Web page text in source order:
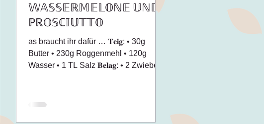
𝕎𝔸𝕊𝕊𝔼ℝ𝕄𝔼𝕃𝕆ℕ𝔼 𝕌ℕ𝔻
ℙℝ𝕆𝕊ℂ𝕀𝕌𝕋𝕋𝕆
as braucht ihr dafür … 𝐓𝐞𝐢𝐠: • 30g
Butter • 230g Roggenmehl • 120g
Wasser • 1 TL Salz 𝐁𝐞𝐥𝐚𝐠: • 2 Zwiebeln